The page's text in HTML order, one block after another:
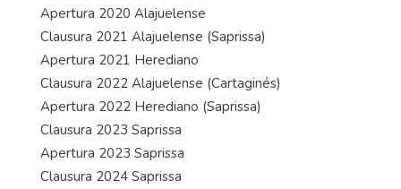
Apertura 2020 Alajuelense
Clausura 2021 Alajuelense (Saprissa)
Apertura 2021 Herediano
Clausura 2022 Alajuelense (Cartaginés)
Apertura 2022 Herediano (Saprissa)
Clausura 2023 Saprissa
Apertura 2023 Saprissa
Clausura 2024 Saprissa